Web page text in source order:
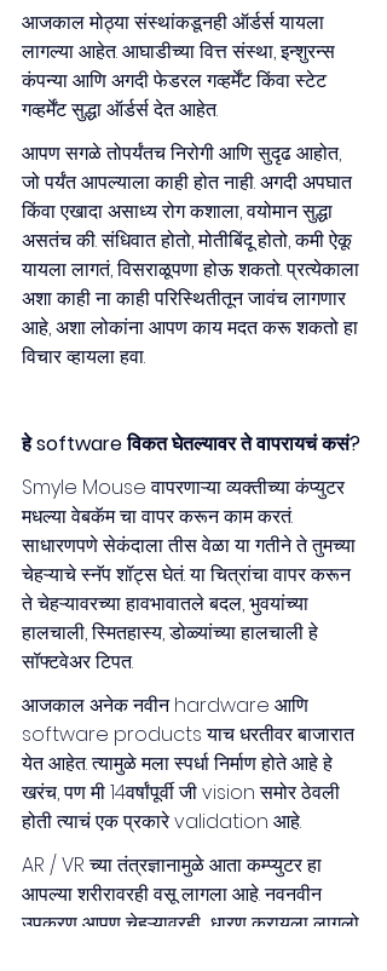
आजकाल मोठ्या संस्थांकडूनही ऑर्डर्स यायला
लागल्या आहेत. आघाडीच्या वित्त संस्था, इन्शुरन्स
कंपन्या आणि अगदी फेडरल गव्हर्मेंट किंवा स्टेट
गव्हर्मेंट सुद्धा ऑर्डर्स देत आहेत.
आपण सगळे तोपर्यंतच निरोगी आणि सुदृढ आहोत,
जो पर्यंत आपल्याला काही होत नाही. अगदी अपघात
किंवा एखादा असाध्य रोग कशाला, वयोमान सुद्धा
असतंच की. संधिवात होतो, मोतीबिंदू होतो, कमी ऐकू
यायला लागतं, विसराळूपणा होऊ शकतो. प्रत्येकाला
अशा काही ना काही परिस्थितीतून जावंच लागणार
आहे, अशा लोकांना आपण काय मदत करू शकतो हा
विचार व्हायला हवा.
हे software विकत घेतल्यावर ते वापरायचं कसं?
Smyle Mouse वापरणाऱ्या व्यक्तीच्या कंप्युटर
मधल्या वेबकॅम चा वापर करून काम करतं.
साधारणपणे सेकंदाला तीस वेळा या गतीने ते तुमच्या
चेहऱ्याचे स्नॅप शॉट्स घेतं. या चित्रांचा वापर करून
ते चेहऱ्यावरच्या हावभावातले बदल, भुवयांच्या
हालचाली, स्मितहास्य, डोळ्यांच्या हालचाली हे
सॉफ्टवेअर टिपत.
आजकाल अनेक नवीन hardware आणि
software products याच धरतीवर बाजारात
येत आहेत. त्यामुळे मला स्पर्धा निर्माण होते आहे हे
खरंच, पण मी 14वर्षांपूर्वी जी vision समोर ठेवली
होती त्याचं एक प्रकारे validation आहे.
AR / VR च्या तंत्रज्ञानामुळे आता कम्प्युटर हा
आपल्या शरीरावरही वसू लागला आहे. नवनवीन
उपकरण आपण चेहऱ्यावरही  धारण करायला लागलो